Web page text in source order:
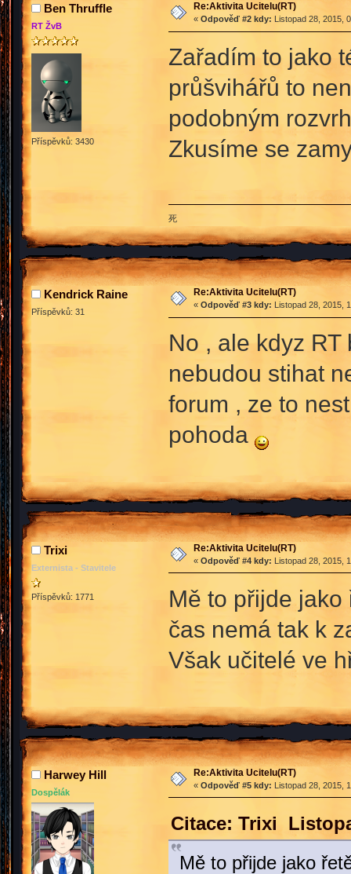
Ben Thruffle
RT ŽvB
Příspěvků: 3430
Re:Aktivita Ucitelu(RT)
« Odpověď #2 kdy: Listopad 28, 2015,
Zařadím to jako
průšvihářů to
podobným
Zkusíme se
死
Kendrick Raine
Příspěvků: 31
Re:Aktivita Ucitelu(RT)
« Odpověď #3 kdy: Listopad 28, 2015,
No , ale kdyz
nebudou stihat
forum , ze to
pohoda
Trixi
Externista - Stavitele
Příspěvků: 1771
Re:Aktivita Ucitelu(RT)
« Odpověď #4 kdy: Listopad 28, 2015,
Mě to přijde jako
čas nemá tak k
Však učitelé ve
Harwey Hill
Dospělák
Re:Aktivita Ucitelu(RT)
« Odpověď #5 kdy: Listopad 28, 2015,
Citace: Trixi
Mě to přijde jako